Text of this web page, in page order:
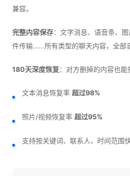
兼容。
完整内容保存：文字消息、语音条、
件传输……所有类型的聊天内容，全部
180天深度恢复：对方删掉的内容也
文本消息恢复率 超过98%
照片/视频恢复率 超过95%
支持按关键词、联系人、时间范围